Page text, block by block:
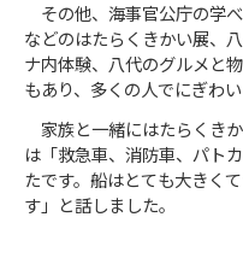
その他、海事官公庁の学
などのはたらくきかい展、
ナ内体験、八代のグルメと
もあり、多くの人でにぎわい
家族と一緒にはたらくき
は「救急車、消防車、パト
たです。船はとても大きく
す」と話しました。